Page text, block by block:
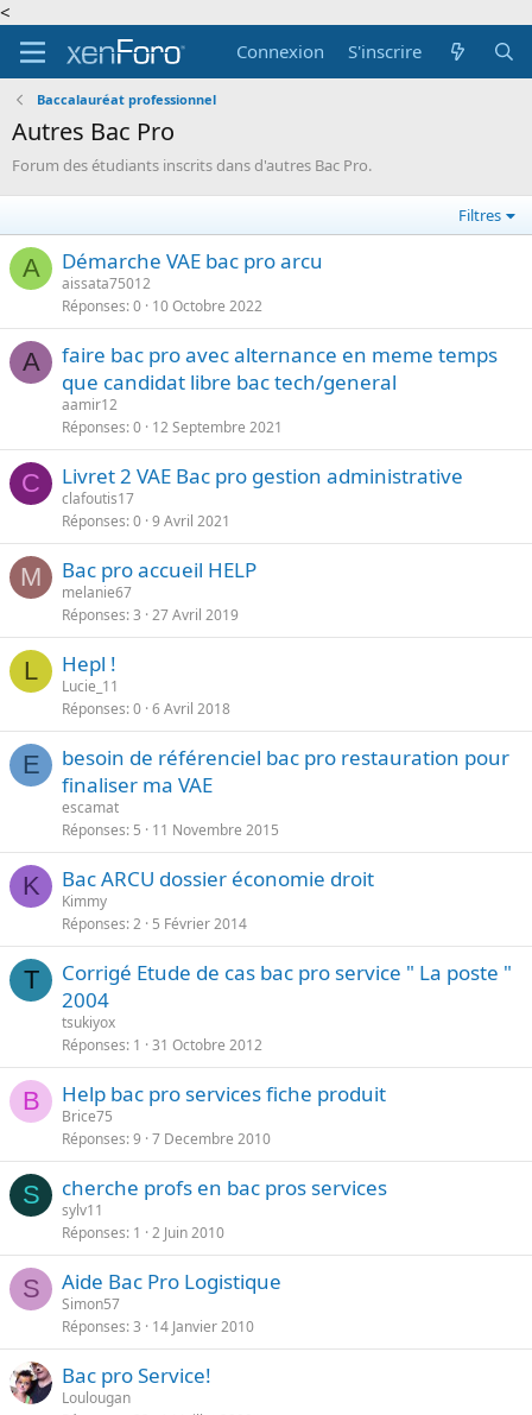
<
Connexion
S'inscrire
Baccalauréat professionnel
Autres Bac Pro
Forum des étudiants inscrits dans d'autres Bac Pro.
Filtres
A Démarche VAE bac pro arcu
aissata75012
Réponses 0 10 Octobre 2022
A
faire bac pro avec alternance en meme temps
que candidat libre bac tech/general
aamir12
Réponses 0 12 Septembre 2021
C Livret 2 VAE Bac pro gestion administrative
clafoutis17
Réponses 0 9 Avril 2021
M Bac pro accueil HELP
melanie67
Réponses 3 27 Avril 2019
L Hepl !
Lucie_11
Réponses 0 6 Avril 2018
E
besoin de référenciel bac pro restauration pour
finaliser ma VAE
escamat
Réponses 5 11 Novembre 2015
K Bac ARCU dossier économie droit
Kimmy
Réponses 2 5 Février 2014
T
Corrigé Etude de cas bac pro service " La poste "
2004
tsukiyox
Réponses 1 31 Octobre 2012
B Help bac pro services fiche produit
Brice75
Réponses 9 7 Decembre 2010
S cherche profs en bac pros services
sylv11
Réponses 1 2 Juin 2010
S Aide Bac Pro Logistique
Simon57
Réponses 3 14 Janvier 2010
Bac pro Service!
Loulougan